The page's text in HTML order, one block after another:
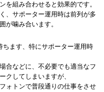
を組み合わせると効果的です。
、サポーター運用時は前列が多
が噛み合います。
ちます、特にサポーター運用時
合などに、不必要でも適当なフ
クしてしまいますが、
ォトンで普段通りの仕事をさせ